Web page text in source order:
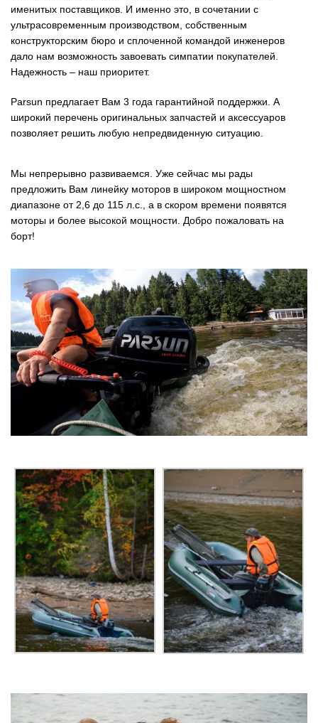
именитых поставщиков. И именно это, в сочетании с
ультрасовременным производством, собственным
конструкторским бюро и сплоченной командой инженеров
дало нам возможность завоевать симпатии покупателей.
Надежность – наш приоритет.
Parsun предлагает Вам 3 года гарантийной поддержки. А
широкий перечень оригинальных запчастей и аксессуаров
позволяет решить любую непредвиденную ситуацию.
Мы непрерывно развиваемся. Уже сейчас мы рады
предложить Вам линейку моторов в широком мощностном
диапазоне от 2,6 до 115 л.с., а в скором времени появятся
моторы и более высокой мощности. Добро пожаловать на
борт!